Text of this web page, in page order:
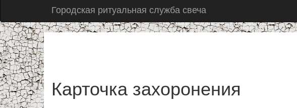
Городская ритуальная служба свеча
Карточка захоронения